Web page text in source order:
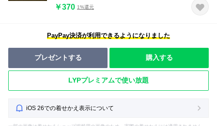
￥370 1%還元
PayPay決済が利用できるようになりました
プレゼントする 購入する
LYPプレミアムで使い放題
iOS 26での着せかえ表示について